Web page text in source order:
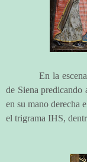
En la
de Siena predicando
en su mano derecha
el trigrama IHS,